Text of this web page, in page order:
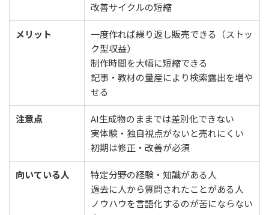
改善サイクルの短縮
メリット
一度作れば繰り返し販売できる（ストッ
ク型収益）
制作時間を大幅に短縮できる
記事・教材の量産により検索露出を増や
せる
注意点
AI生成物のままでは差別化できない
実体験・独自視点がないと売れにくい
初期は修正・改善が必須
向いている人
特定分野の経験・知識がある人
過去に人から質問されたことがある人
ノウハウを言語化するのが苦にならない